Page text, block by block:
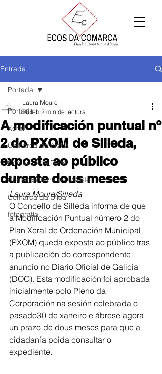
Entrada
Portada
Xeral
Comarca de Arzúa
Comarca de Deza
Comarca Terra de Melide
Comarca da Ulloa
fotografía
Portada
A modificación puntual nº
2 do PXOM de Silleda,
exposta ao público
durante dous meses
Laura Moure
26 feb 2 min de lectura
Laura Moure/Silleda
O Concello de Silleda informa de que
a Modificación Puntual número 2 do
Plan Xeral de Ordenación Municipal
(PXOM) queda exposta ao público tras
a publicación do correspondente
anuncio no Diario Oficial de Galicia
(DOG). Esta modificación foi aprobada
inicialmente polo Pleno da
Corporación na sesión celebrada o
pasado30 de xaneiro e ábrese agora
un prazo de dous meses para que a
cidadanía poida consultar o
expediente.